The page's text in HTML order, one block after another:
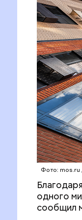
Фото: mos.ru
одного
сообщил
тысяч
Процесс
Отдельно
и
которые
прочный